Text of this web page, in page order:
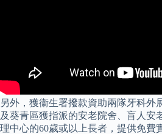
另外，獲衞生署撥款資助兩隊牙科外
及葵青區獲指派的安老院舍、盲人安
理中心的60歲或以上長者，提供免費